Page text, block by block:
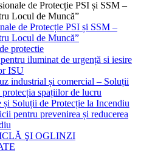
de Protecție PSI și SSM –
Locul de Muncă”
protectie
iluminat de urgență si iesire
ISU
industrial și comercial – Soluții
spațiilor de lucru
și Soluții de Protecție la Incendiu
pentru prevenirea și reducerea
ŞI OGLINZI